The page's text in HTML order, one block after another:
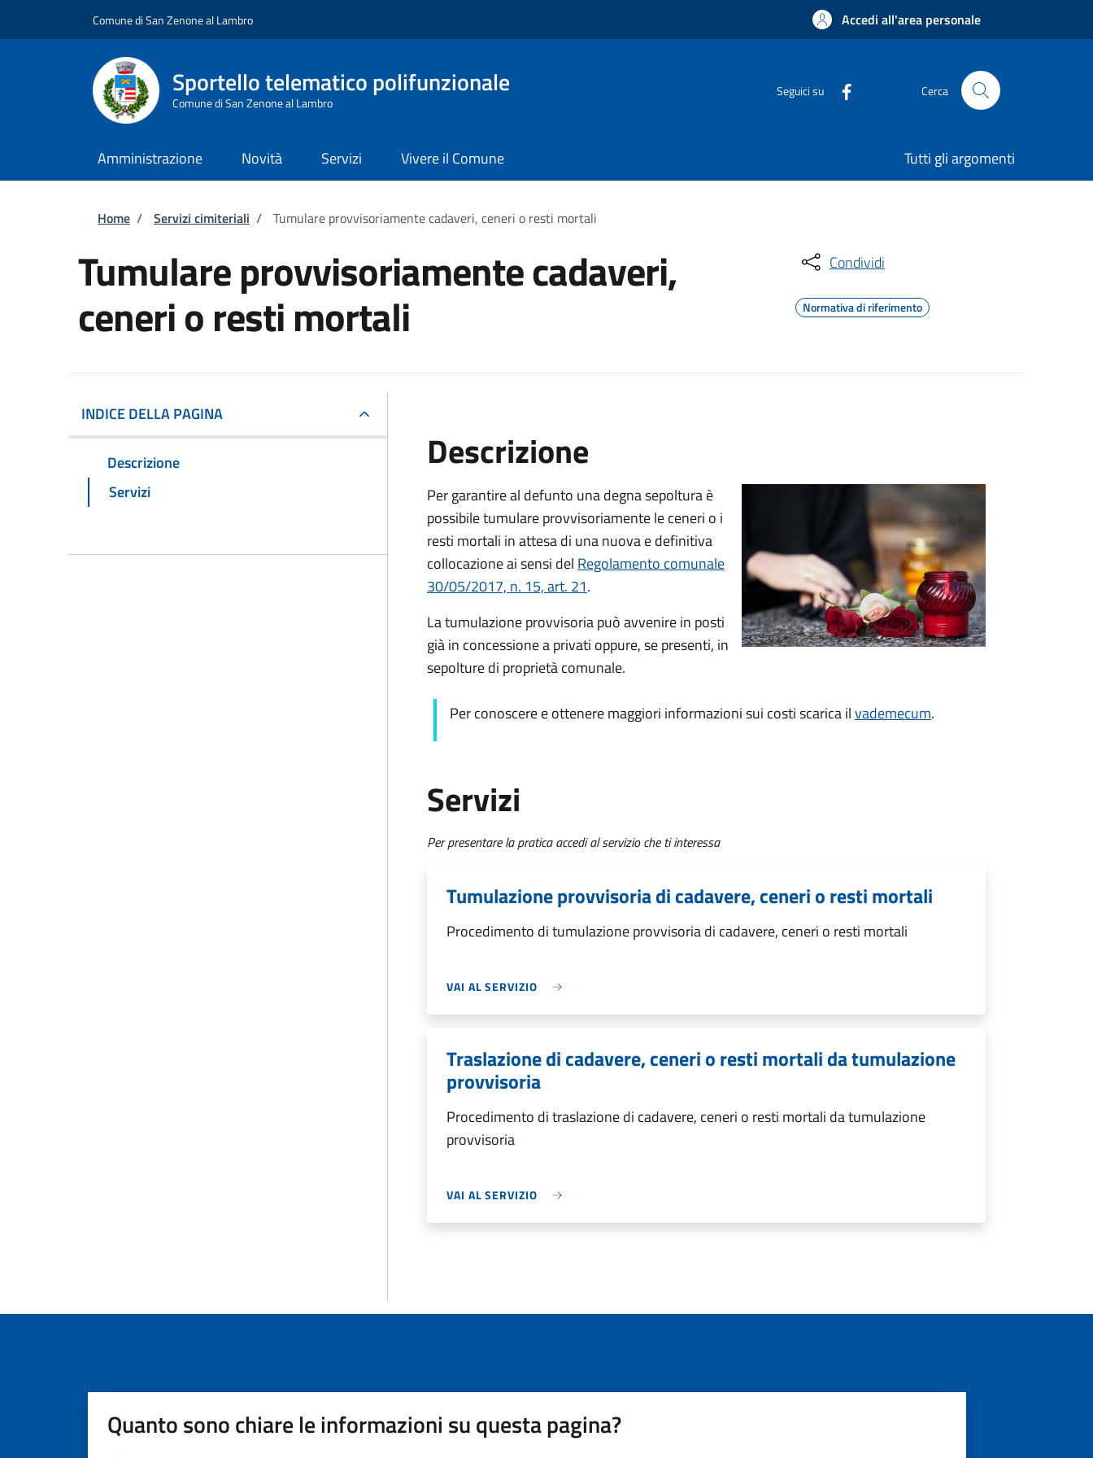
Comune di San Zenone al Lambro Accedi all'area personale
Sportello telematico polifunzionale
Comune di San Zenone al Lambro
Seguici su Cerca
Amministrazione Novità Servizi Vivere il Comune Tutti gli argomenti
Briciole di pane
Home / Servizi cimiteriali / Tumulare provvisoriamente cadaveri, ceneri o resti mortali
Tumulare provvisoriamente cadaveri,
ceneri o resti mortali
Condividi
Normativa di riferimento
INDICE DELLA PAGINA
Descrizione
Servizi
Descrizione
Per garantire al defunto una degna sepoltura è
possibile tumulare provvisoriamente le ceneri o i
resti mortali in attesa di una nuova e definitiva
collocazione ai sensi del Regolamento comunale
30/05/2017, n. 15, art. 21.
La tumulazione provvisoria può avvenire in posti
già in concessione a privati oppure, se presenti, in
sepolture di proprietà comunale.
Per conoscere e ottenere maggiori informazioni sui costi scarica ilvademecum.
Servizi
Per presentare la pratica accedi al servizio che ti interessa
Tumulazione provvisoria di cadavere, ceneri o resti mortali
Procedimento di tumulazione provvisoria di cadavere, ceneri o resti mortali
VAI AL SERVIZIO
Traslazione di cadavere, ceneri o resti mortali da tumulazione
provvisoria
Procedimento di traslazione di cadavere, ceneri o resti mortali da tumulazione
provvisoria
VAI AL SERVIZIO
Quanto sono chiare le informazioni su questa pagina?